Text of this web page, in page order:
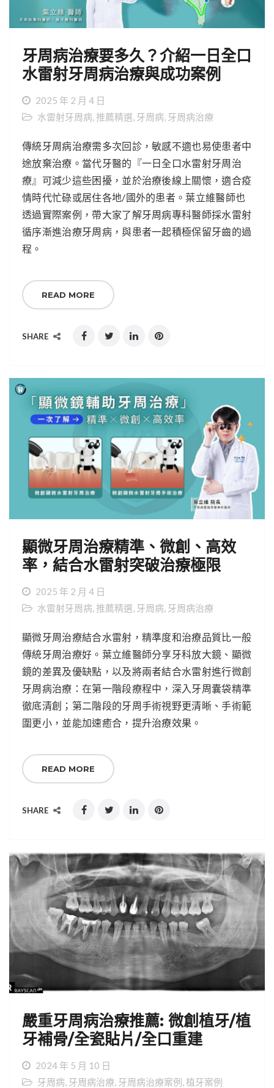
牙周病治療要多久？介紹一日全口
水雷射牙周病治療與成功案例
2025 年 2 月 4 日
水雷射牙周病,推薦精選, 牙周病, 牙周病治療
傳統牙周病治療需多次回診，敏感不適也易使患者中
途放棄治療。當代牙醫的『一日全口水雷射牙周治
療』可減少這些困擾，並於治療後線上關懷，適合疫
情時代忙碌或居住各地/國外的患者。葉立維醫師也
透過實際案例，帶大家了解牙周病專科醫師採水雷射
循序漸進治療牙周病，與患者一起積極保留牙齒的過
程。
READ MORE
SHARE
顯微牙周治療精準、微創、高效
率，結合水雷射突破治療極限
2025 年 2 月 4 日
水雷射牙周病,推薦精選, 牙周病, 牙周病治療
顯微牙周治療結合水雷射，精準度和治療品質比一般
傳統牙周治療好。葉立維醫師分享牙科放大鏡、顯微
鏡的差異及優缺點，以及將兩者結合水雷射進行微創
牙周病治療：在第一階段療程中，深入牙周囊袋精準
徹底清創；第二階段的牙周手術視野更清晰、手術範
圍更小，並能加速癒合，提升治療效果。
READ MORE
SHARE
嚴重牙周病治療推薦: 微創植牙/植
牙補骨/全瓷貼片/全口重建
2024 年 5 月 10 日
牙周病, 牙周病治療, 牙周病治療案例,植牙案例